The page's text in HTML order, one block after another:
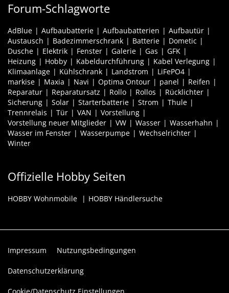
Forum-Schlagworte
AdBlue Aufbaubatterie Aufbaubatterien
Aufbautür
Austausch
Badezimmerschrank Batterie
Dometic
Dusche
Elektrik Fenster Galerie Gas
GFK
Heizung
Hobby Kabeldurchführung
Kabel Verlegung
Klimaanlage
Kühlschrank Landstrom
LiFePO4
markise
Maxia Navi Optima Ontour panel
Reifen
Reparatur
Reparatursatz Rollo Rollos
Rücklichter
Sicherung
Solar Starterbatterie Strom
Thule
Trennrelais
Tür VAN
Vorstellung
Vorstellung neuer Mitglieder
VW Wasser
Wasserhahn
Wasser im Fenster
Wasserpumpe
Wechselrichter
Winter
Offizielle Hobby Seiten
HOBBY Wohnmobile HOBBY Händlersuche
Impressum Nutzungsbedingungen
Datenschutzerklärung